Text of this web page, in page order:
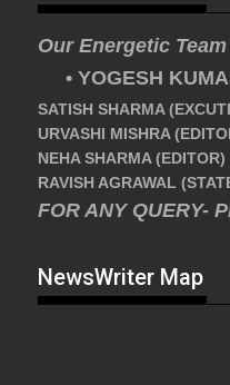
Our Energetic Team
• YOGESH
SATISH SHARMA
URVASHI MISHRA
NEHA SHARMA (EDITOR)
RAVISH AGRAWAL
FOR ANY QUERY-
NewsWriter Map